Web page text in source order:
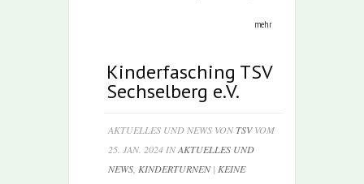
mehr
Kinderfasching TSV
Sechselberg e.V.
AKTUELLES UND NEWS VONTSVVOM
25. JAN. 2024 INAKTUELLES UND
NEWS KINDERTURNEN| KEINE